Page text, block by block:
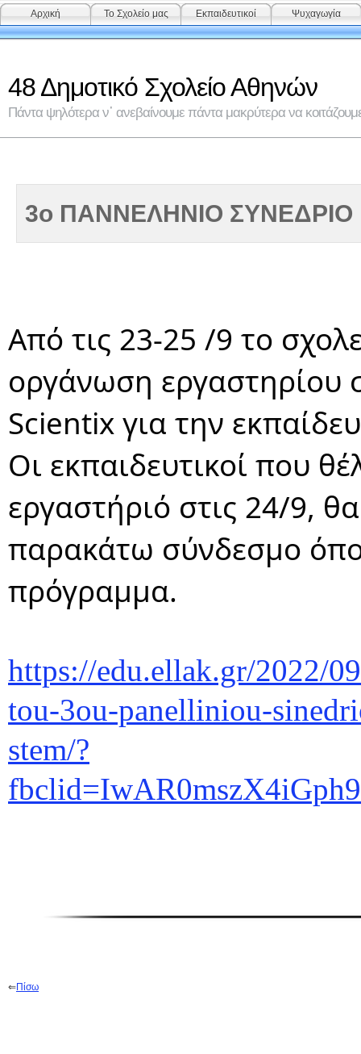
Αρχική Το Σχολείο μας Εκπαιδευτικοί Ψυχαγωγία
48 Δημοτικό Σχολείο Αθηνών
Πάντα ψηλότερα ν᾽ ανεβαίνουμε πάντα μακρύτερα να
3ο ΠΑΝΝΕΛΗΝΙΟ
Από τις 23-25 /9 το
οργάνωση εργαστηρίου
Scientix για την
Οι εκπαιδευτικοί που
εργαστήριό στις 24/9,
παρακάτω σύνδεσμο
πρόγραμμα.
https://edu.ellak.gr/2022/
tou-3ou-panelliniou-
stem/?
⇐Πίσω